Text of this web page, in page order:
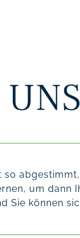
so
um dann
Sie können